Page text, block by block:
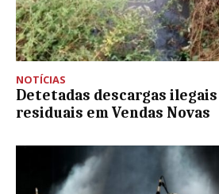
NOTÍCIAS
Detetadas descargas ilegais
residuais em Vendas Novas